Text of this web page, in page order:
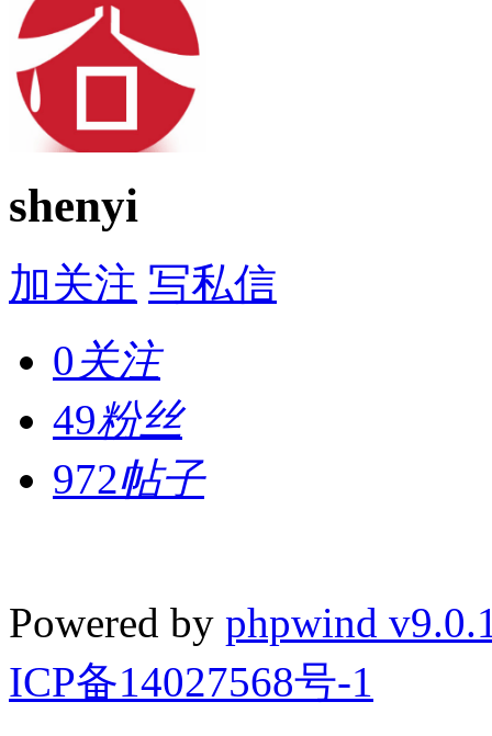
shenyi
加关注 写私信
0关注
49粉丝
972帖子
Powered by phpwind
ICP备14027568号-1